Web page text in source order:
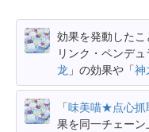
効果を発動した
リンク・ペンデ
龙 」の効果や「神
「味美喵★点心抓
果を同一チェー